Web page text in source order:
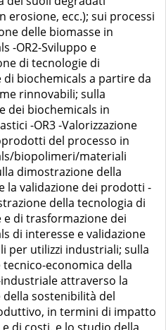
erosione, ecc.); sui processi
delle biomasse in
-OR2-Sviluppo e
di tecnologie di
biochemicals a partire da
rinnovabili; sulla
dei biochemicals in
-OR3 -Valorizzazione
del processo in
biopolimeri/materiali
dimostrazione della
la validazione dei prodotti -
della tecnologia di
di trasformazione dei
di interesse e validazione
per utilizzi industriali; sulla
economica della
attraverso la
della sostenibilità del
in termini di impatto